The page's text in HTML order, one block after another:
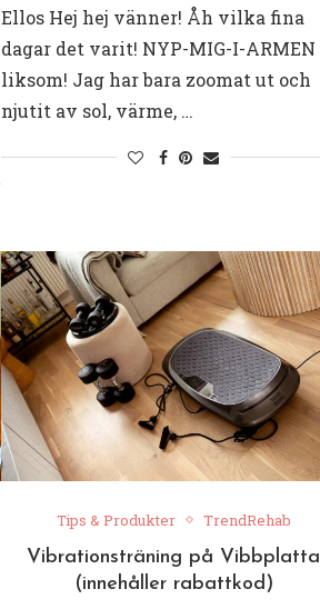
Ellos Hej hej vänner! Åh vilka fina
dagar det varit! NYP-MIG-I-ARMEN
liksom! Jag har bara zoomat ut och
njutit av sol, värme, …
Tips & Produkter TrendRehab
Vibrationsträning på Vibbplatta
(innehåller rabattkod)